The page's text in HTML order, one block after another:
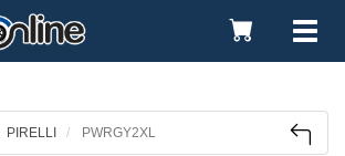
Toggle
Cart
PIRELLI PWRGY2XL